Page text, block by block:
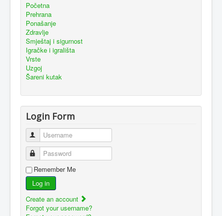
Početna
Prehrana
Ponašanje
Zdravlje
Smještaj i sigurnost
Igračke i igrališta
Vrste
Uzgoj
Šareni kutak
Login Form
Username
Password
Remember Me
Log in
Create an account
Forgot your username?